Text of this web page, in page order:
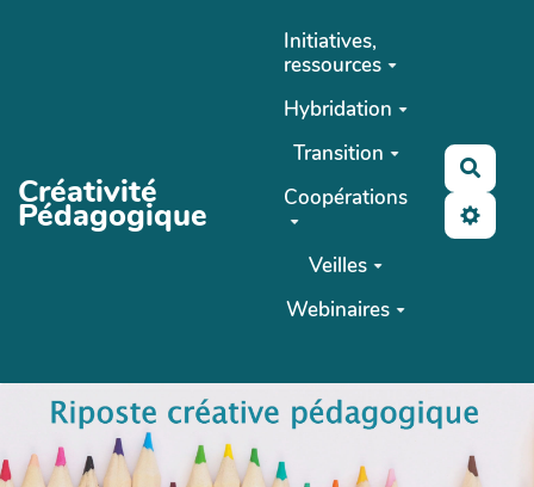
Créativité
Pédagogique
Initiatives,
ressources
Hybridation
Transition
Coopérations
Veilles
Webinaires